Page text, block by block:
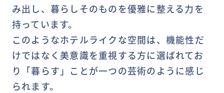
み出し、暮らしそのものを優雅に整える力を
持っています。
このようなホテルライクな空間は、機能性だ
けではなく美意識を重視する方に選ばれてお
り「暮らす」ことが一つの芸術のように感じ
られます。